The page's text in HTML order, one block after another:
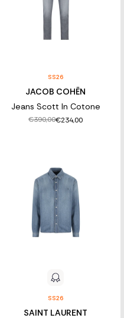
SS26
JACOB COHËN
Jeans Scott In Cotone
€390,00€234,00
SS26
SAINT LAURENT